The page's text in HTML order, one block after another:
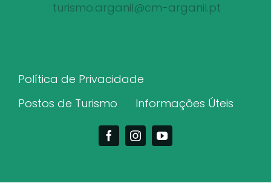
turismo.arganil@cm-arganil.pt
Política de Privacidade
Postos de Turismo
Informações Úteis